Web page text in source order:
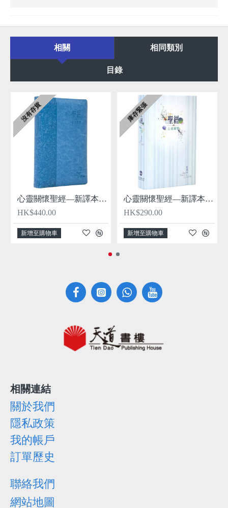
相關 相同類別
目錄
沒有存貨
心靈關懷聖經—新譯本 繁體．神字版 藍色儷皮銀邊拉鏈
HK$440.00
新增至購物車
庫存緊張
心靈關懷聖經—新譯本 繁體．神字版 彩色精裝白邊
HK$290.00
新增至購物車
相關連結
關於我們
隱私政策
我的帳戶
訂單歷史
聯絡我們
網站地圖